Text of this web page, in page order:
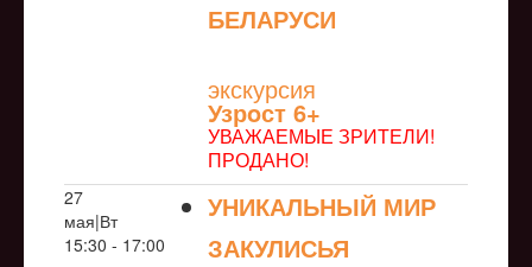
БЕЛАРУСИ
экскурсия
Узрoст 6+
УВАЖАЕМЫЕ ЗРИТЕЛИ!
ПРОДАНО!
27
мая|Вт
15:30 - 17:00
УНИКАЛЬНЫЙ МИР
ЗАКУЛИСЬЯ